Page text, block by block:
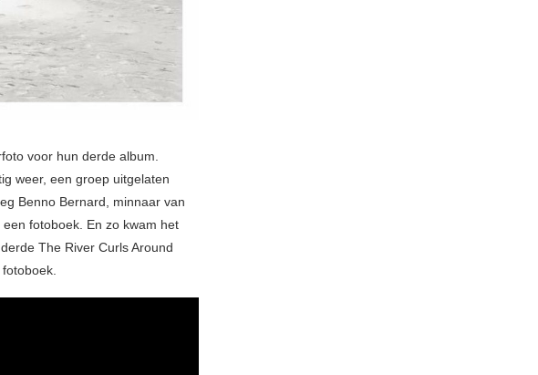
voor hun derde album.
weer, een groep uitgelaten
Benno Bernard, minnaar van
fotoboek. En zo kwam het
The River Curls Around